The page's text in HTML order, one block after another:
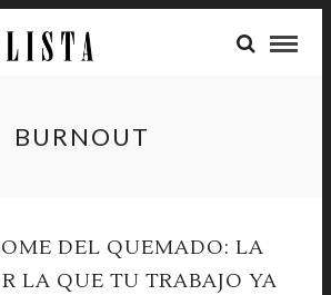
BURNOUT
DEL QUEMADO: LA
LA QUE TU TRABAJO YA